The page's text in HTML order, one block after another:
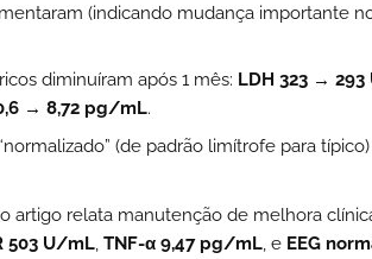
(indicando mudança importante
diminuíram após 1 mês: LDH 323 →
→ 8,72 pg/mL.
(de padrão limítrofe para
artigo relata manutenção de melhora
503 U/mL, TNF-α 9,47 pg/mL, e EEG